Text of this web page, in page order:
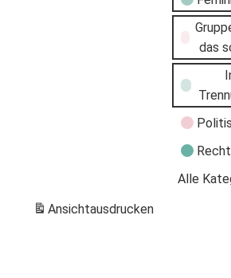
das
Alle
Ansichtausdrucken